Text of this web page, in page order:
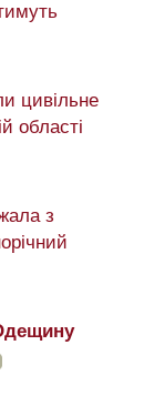
цивільне
області
з